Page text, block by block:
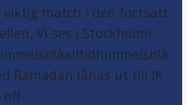
Ramadan lånas ut till IK
off